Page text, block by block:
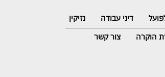
דיני עבודה
נזיקין
הוקרה צור קשר